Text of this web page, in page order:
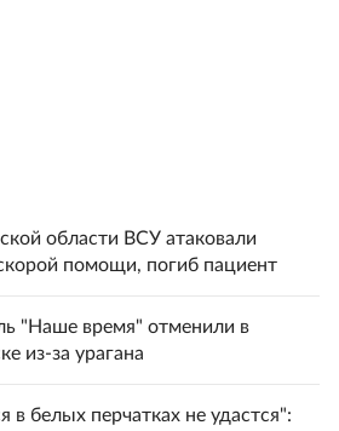
области ВСУ атаковали
помощи, погиб пациент
"Наше время" отменили в
из-за урагана
в белых перчатках не удастся":